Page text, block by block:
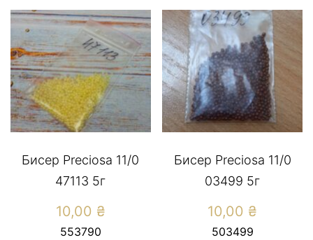
Бисер Preciosa 11/0
47113 5г
10,00 ₴
553790
Бисер Preciosa 11/0
03499 5г
10,00 ₴
503499